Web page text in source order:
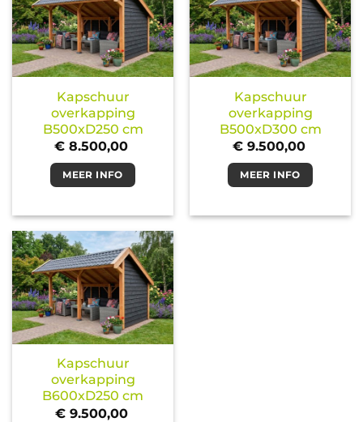
Kapschuur
overkapping
B500xD250 cm
€ 8.500,00
MEER INFO
Kapschuur
overkapping
B500xD300 cm
€9.500,00
MEER INFO
Kapschuur
overkapping
B600xD250 cm
€9.500,00